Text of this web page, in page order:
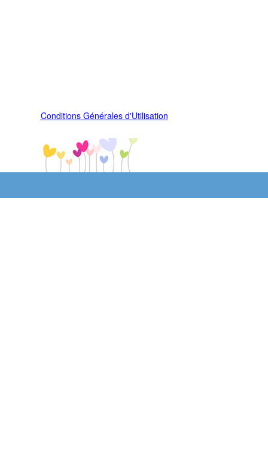
Conditions Générales d'Utilisation